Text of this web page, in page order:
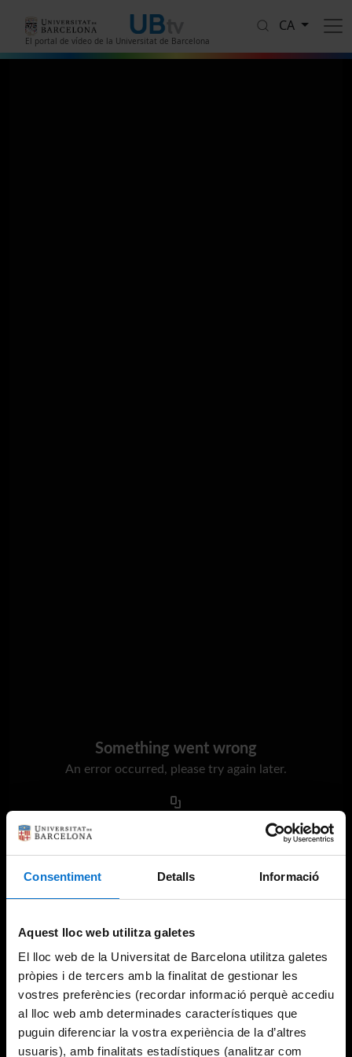
Consentiment Detalls Informació
Aquest lloc web utilitza galetes
El lloc web de la Universitat de Barcelona utilitza galetes
pròpies i de tercers amb la finalitat de gestionar les
vostres preferències (recordar informació perquè accediu
al lloc web amb determinades característiques que
puguin diferenciar la vostra experiència de la d’altres
usuaris), amb finalitats estadístiques (analitzar com
El portal de vídeo de la Universitat de Barcelona
CA
Something went wrong
An error occurred, please try again later.